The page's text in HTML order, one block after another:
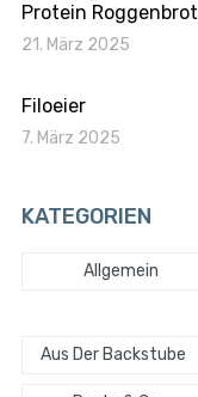
Protein Roggenbrot
21. März 2025
Filoeier
7. März 2025
KATEGORIEN
Allgemein
Aus Der Backstube